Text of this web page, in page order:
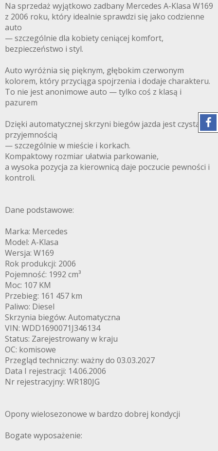
Na sprzedaż wyjątkowo zadbany Mercedes A-Klasa W169
z 2006 roku, który idealnie sprawdzi się jako codzienne
auto
— szczególnie dla kobiety ceniącej komfort,
bezpieczeństwo i styl.
Auto wyróżnia się pięknym, głębokim czerwonym
kolorem, który przyciąga spojrzenia i dodaje charakteru.
To nie jest anonimowe auto — tylko coś z klasą i
pazurem
Dzięki automatycznej skrzyni biegów jazda jest czystą
przyjemnością
— szczególnie w mieście i korkach.
Kompaktowy rozmiar ułatwia parkowanie,
a wysoka pozycja za kierownicą daje poczucie pewności i
kontroli.
Dane podstawowe:
Marka: Mercedes
Model: A-Klasa
Wersja: W169
Rok produkcji: 2006
Pojemność: 1992 cm³
Moc: 107 KM
Przebieg: 161 457 km
Paliwo: Diesel
Skrzynia biegów: Automatyczna
VIN: WDD1690071J346134
Status: Zarejestrowany w kraju
OC: komisowe
Przegląd techniczny: ważny do 03.03.2027
Data I rejestracji: 14.06.2006
Nr rejestracyjny: WR180JG
Opony wielosezonowe w bardzo dobrej kondycji
Bogate wyposażenie: